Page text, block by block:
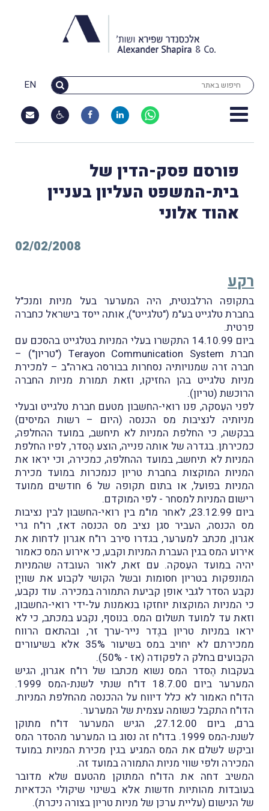
EN
פורסם פסק-הדין של
בית-המשפט העליון בעניין
אהוד אלוני
02/02/2008
רקע
בתקופה הרלבנטית, היה המערער בעל מניות ומנכ"ל
בחברת טלגייט בע"מ ("טלגייט"), אותה ייסד בישראל כחברה
פרטית.
ביום 14.10.99 התקשרו בעלי המניות בטלגייט בהסכם עם
חברת Terayon Communication System ("טריון") –
חברה זרה שמנויותיה נסחרות בבורסה בארה"ב – למכירת
מניות טלגייט בהן החזיקו, וזאת תמורת מניות החברה
הרוכשת (טריון).
לפני העִסקה, פנו רואי-החשבון מטעם חברת טלגייט ובעלי
מניותיה לנציבות מס הכנסה (היום – רשות המיסים)
בבקשה, כי החלפת המניות לא תיחשב, במועד ההחלפה,
כמכירתן. בגדרהּ של אותה פנייה, הוצע הֶסדר, לפיו החלפת
המניות לא תיחשב, במועד ההחלפה, כמכירה, וכי יראו את
המניות המוקצות בחברת טריון כנמכרות במועד מכירת
המניות בפועל, או בתום תקופה של 6 חודשים ממועד
רישום המניות למסחר - לפי המוקדם.
ביום 23.12.99, לאחר מו"מ בין רואי-החשבון לבין נציבות
מס הכנסה, העביר סגן נציב מס הכנסה דאז, רו"ח גרי
אגרון, מכתב למערער, בגדרו סירב רו"ח אגרון לדחות את
אירוע המס בגין העברת המניות וקבע, כי אירוע המס כאמור
יהיה במועד העִסקה. עם זאת, לאור העובדה שהמניות
המונפקות בטריון חסומות ובשל הקושי לקבוע את שוויָן
נקבע הסדר לגבי אופן קביעת התמורה במכירה. עוד נקבע,
כי המניות המוקצות יוחזקו בנאמנות על-ידי רואי-החשבון,
וזאת עד למועד תשלום המס. בנוסף, נקבע במכתב, כי לא
יראו במניות טריון בגֶדר נייר-ערך זר, ובהתאם הרווח
ממכירתם לא יחויב במס בשיעור 35% אלא בשיעורים
הקבועים בחלק ה לפקודה (אז - 50%).
בעקבות הֶסדר המס נשוא מכתבו של רו"ח אגרון, הגיש
המערער ביום 18.7.00 דו"ח שנתי לשנת-המס 1999.
הדו"ח האמור לא כלל דיווח על ההכנסה מהחלפת המניות.
הדו"ח התקבל כשומה עצמית של המערער.
ברם, ביום 27.12.00, הגיש המערער דו"ח מתוקן
לשנת-המס 1999. בדו"ח זה נסוג בו המערער מהסדר המס
וביקש לשלם את המס המגיע בגין מכירת המניות במועד
המכירה ולפי שווי מניות התמורה במועד זה.
המשיב דחה את הדו"ח המתוקן מהטעם שלא מדובר
בעובדות מהותיות חדשות אלא בשינוי שיקולי הכדאיות
של הנישום (עליית ערכּן של מניות טריון בצורה ניכרת).